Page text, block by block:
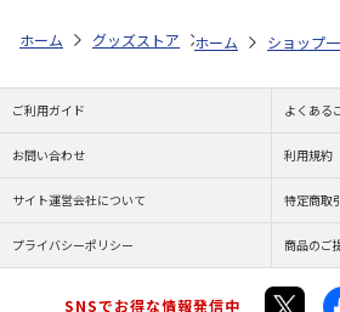
ホーム グッズストア ハニーベアシリーズ
ホーム ショップ
ご利用ガイド よくある
お問い合わせ 利用規約
サイト運営会社について 特定商取
プライバシーポリシー 商品のご
SNSでお得な情報発信中